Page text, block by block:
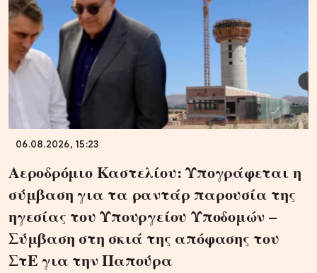
06.08.2026, 15:23
Αεροδρόμιο Καστελίου: Υπογράφεται η
σύμβαση για τα ραντάρ παρουσία της
ηγεσίας του Υπουργείου Υποδομών –
Σύμβαση στη σκιά της απόφασης του
ΣτΕ για την Παπούρα